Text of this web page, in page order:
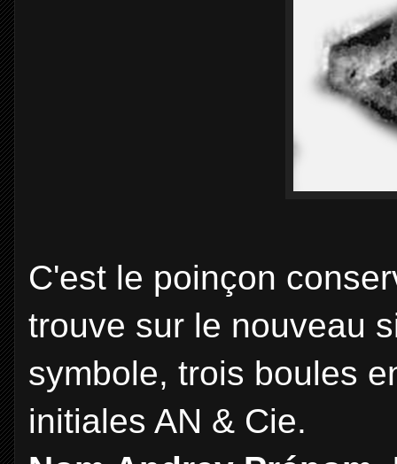
C'est le poinçon
trouve sur le nouveau
symbole, trois boules
initiales AN & Cie.